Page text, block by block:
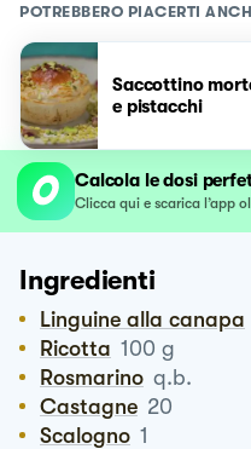
POTREBBERO PIACERTI
Saccottino
e pistacchi
Calcola le dosi
Clicca qui e scarica l’app
Ingredienti
Linguine alla canapa
Ricotta 100 g
Rosmarino q.b.
Castagne 20
Scalogno 1